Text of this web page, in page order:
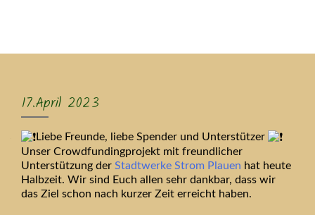
17.April 2023
Liebe Freunde, liebe Spender und Unterstützer
Unser Crowdfundingprojekt mit freundlicher
Unterstützung der Stadtwerke Strom Plauen hat heute
Halbzeit. Wir sind Euch allen sehr dankbar, dass wir
das Ziel schon nach kurzer Zeit erreicht haben.